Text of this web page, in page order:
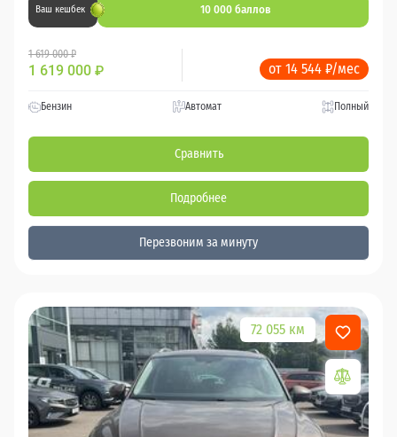
Ваш кешбек 10 000 баллов
1 619 000 ₽
1 619 000 ₽ от 14 544 ₽/мес
Бензин Автомат Полный
Сравнить
Подробнее
Перезвоним за минуту
72 055 км